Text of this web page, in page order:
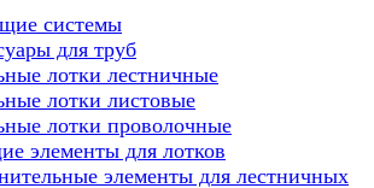
системы
для труб
лотки лестничные
лотки листовые
лотки проволочные
элементы для лотков
элементы для лестничных